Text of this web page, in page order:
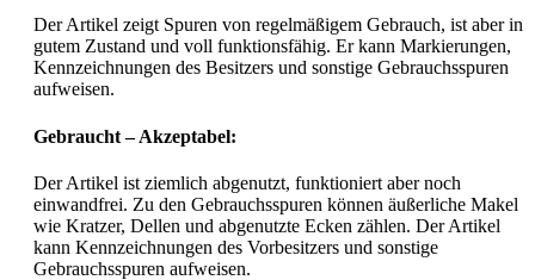
Der Artikel zeigt Spuren von regelmäßigem Gebrauch, ist aber in
gutem Zustand und voll funktionsfähig. Er kann Markierungen,
Kennzeichnungen des Besitzers und sonstige Gebrauchsspuren
aufweisen.
Gebraucht – Akzeptabel:
Der Artikel ist ziemlich abgenutzt, funktioniert aber noch
einwandfrei. Zu den Gebrauchsspuren können äußerliche Makel
wie Kratzer, Dellen und abgenutzte Ecken zählen. Der Artikel
kann Kennzeichnungen des Vorbesitzers und sonstige
Gebrauchsspuren aufweisen.